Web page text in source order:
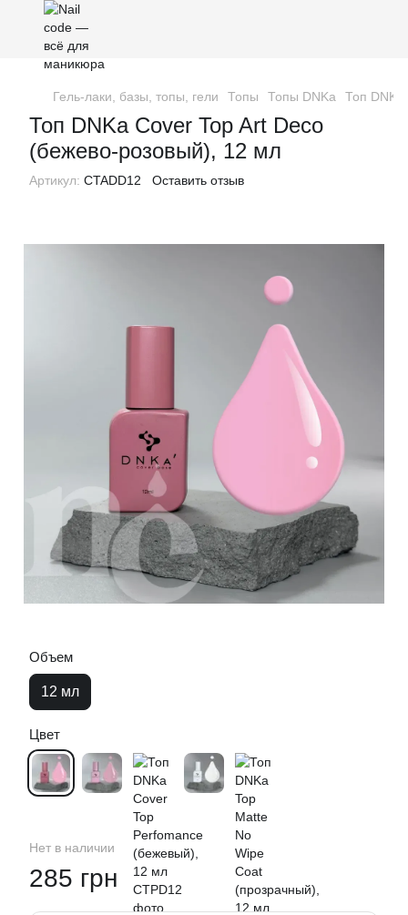
Гель-лаки, базы, топы, гели Топы Топы DNKa Топ
Топ DNKa Cover Top Art Deco
(бежево-розовый), 12 мл
Артикул: CTADD12 Оставить отзыв
Объем
12 мл
Цвет
Нет в наличии
285 грн